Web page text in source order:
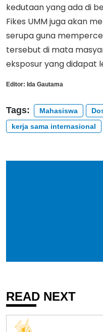
kedutaan yang ada di
Fikes UMM juga akan
serupa guna
tersebut di mata
eksposur yang didapat
Editor: Ida Gautama
Tags: Mahasiswa
kerja sama internasional
READ NEXT